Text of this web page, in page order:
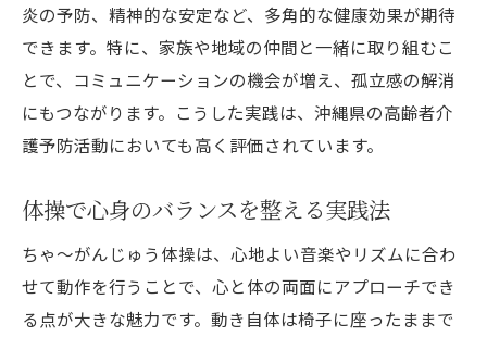
炎の予防、精神的な安定など、多角的な健康効果が期待
できます。特に、家族や地域の仲間と一緒に取り組むこ
とで、コミュニケーションの機会が増え、孤立感の解消
にもつながります。こうした実践は、沖縄県の高齢者介
護予防活動においても高く評価されています。
体操で心身のバランスを整える実践法
ちゃ～がんじゅう体操は、心地よい音楽やリズムに合わ
せて動作を行うことで、心と体の両面にアプローチでき
る点が大きな魅力です。動き自体は椅子に座ったままで